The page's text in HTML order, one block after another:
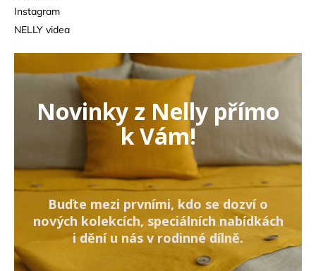
Instagram
NELLY videa
Novinky z Nelly přímo
k Vám!
Buďte mezi prvními, kdo se dozví o
nových kolekcích, speciálních nabídkách
i dění u nás v rodinné dílně.